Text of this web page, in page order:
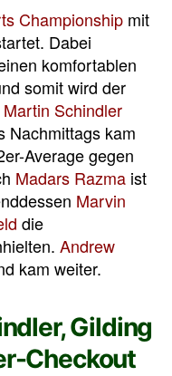
Championship mit
Dabei
komfortablen
somit wird der
Martin Schindler
Nachmittags kam
Average gegen
Madars Razma ist
Marvin
die
Andrew
kam weiter.
Gilding
Checkout